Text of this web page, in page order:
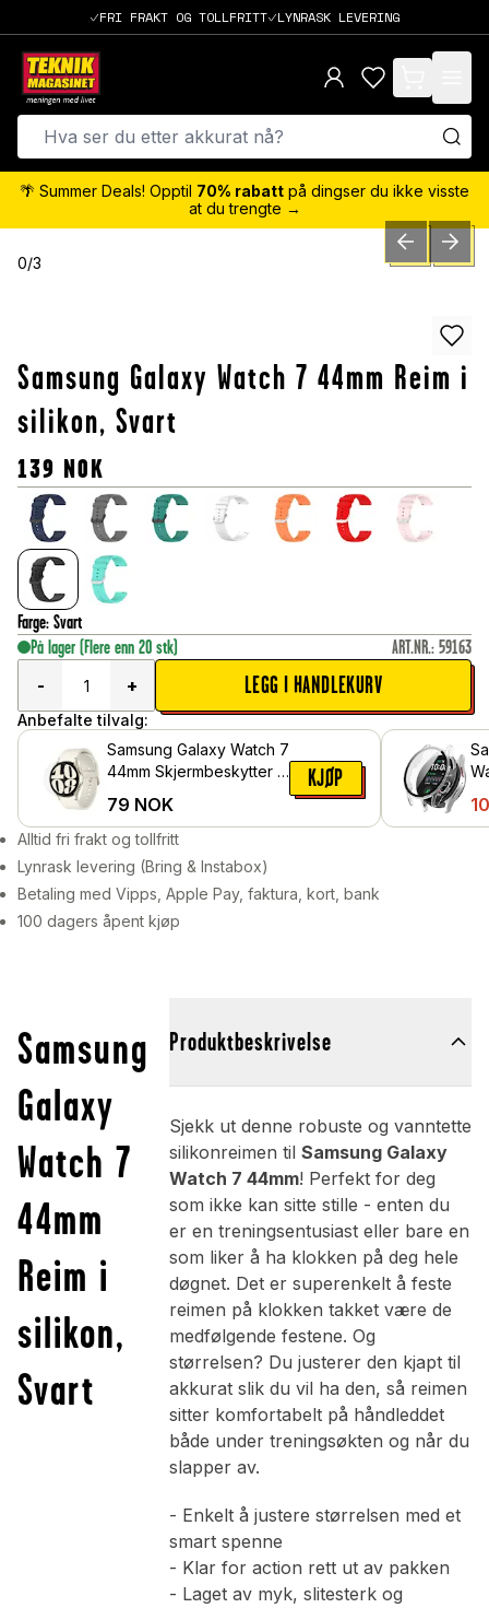
FRI FRAKT OG TOLLFRITT LYNRASK LEVERING
items in cart,
🌴 Summer Deals! Opptil 70% rabatt på dingser du ikke visste
at du trengte →
0/3 PREVIOUSNEXT
Samsung Galaxy Watch 7 44mm Reim i
silikon, Svart
139 NOK
Farge: Svart
På lager (Flere enn 20 stk) ART.NR.: 59163
-
+ LEGG I HANDLEKURV
Anbefalte tilvalg:
Samsung Galaxy Watch 7
44mm Skjermbeskytter -
79 NOK
KJØP
Alltid fri frakt og tollfritt
Lynrask levering (Bring & Instabox)
Betaling med Vipps, Apple Pay, faktura, kort, bank
100 dagers åpent kjøp
Samsung
Galaxy
Watch 7
44mm
Reim i
silikon,
Svart
Produktbeskrivelse
Sjekk ut denne robuste og vanntette
silikonreimen til Samsung Galaxy
Watch 7 44mm! Perfekt for deg
som ikke kan sitte stille - enten du
er en treningsentusiast eller bare en
som liker å ha klokken på deg hele
døgnet. Det er superenkelt å feste
reimen på klokken takket være de
medfølgende festene. Og
størrelsen? Du justerer den kjapt til
akkurat slik du vil ha den, så reimen
sitter komfortabelt på håndleddet
både under treningsøkten og når du
slapper av.
- Enkelt å justere størrelsen med et
smart spenne
- Klar for action rett ut av pakken
- Laget av myk, slitesterk og